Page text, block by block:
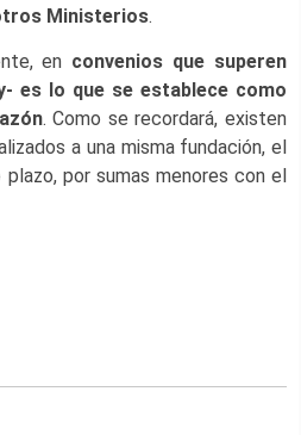
Ministerios.
en convenios que superen
es lo que se establece como
. Como se recordará, existen
a una misma fundación, el
por sumas menores con el